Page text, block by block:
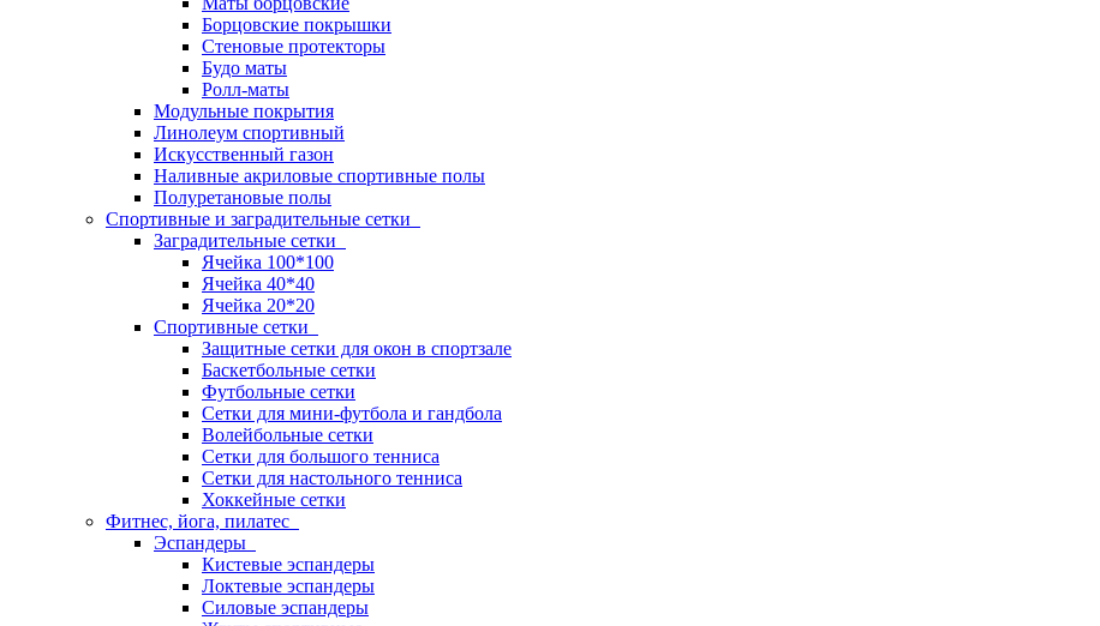
Борцовские покрышки
Стеновые протекторы
Будо маты
Ролл-маты
Модульные покрытия
Линолеум спортивный
Искусственный газон
Наливные акриловые спортивные полы
Полуретановые полы
Спортивные и заградительные сетки
Заградительные сетки
Ячейка 100*100
Ячейка 40*40
Ячейка 20*20
Спортивные сетки
Защитные сетки для окон в спортзале
Баскетбольные сетки
Футбольные сетки
Сетки для мини-футбола и гандбола
Волейбольные сетки
Сетки для большого тенниса
Сетки для настольного тенниса
Хоккейные сетки
Фитнес, йога, пилатес
Эспандеры
Кистевые эспандеры
Локтевые эспандеры
Силовые эспандеры